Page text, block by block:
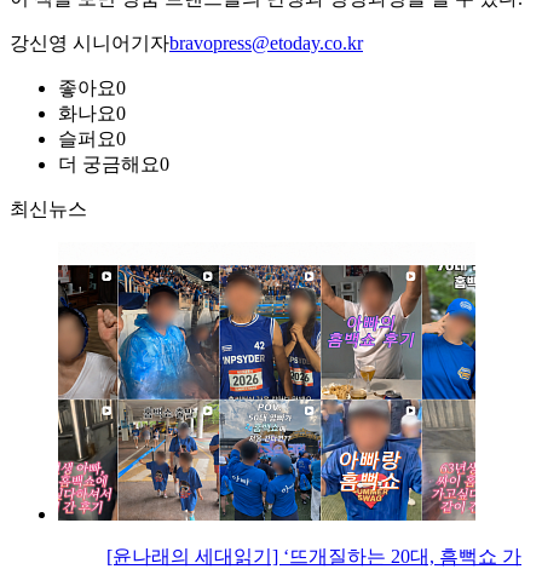
강신영 시니어기자bravopress@etoday.co.kr
좋아요0
화나요0
슬퍼요0
더 궁금해요0
최신뉴스
[윤나래의 세대읽기] ‘뜨개질하는 20대, 흠뻑쇼 가